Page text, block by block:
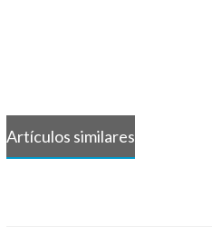
Artículos similares